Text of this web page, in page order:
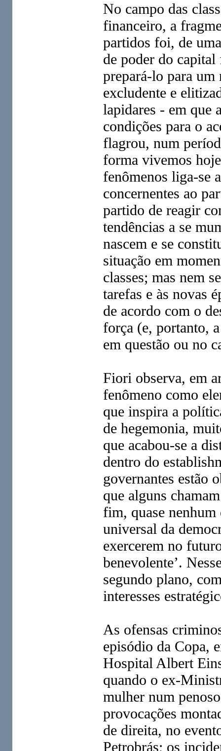
No campo das
financeiro, a
partidos foi, de
de poder do
prepará-lo para
excludente e
lapidares - em que
condições para o
flagrou, num
forma vivemos
fenômenos liga-se
concernentes ao
partido de reagir
tendências a se
nascem e se
situação em
classes; mas nem
tarefas e às novas
de acordo com o
força (e, portanto,
em questão ou no
Fiori observa, em
fenômeno como
que inspira a
de hegemonia,
que acabou-se a
dentro do
governantes estão
que alguns
fim, quase nenhum
universal da
exercerem no
benevolente’.
segundo plano,
interesses
As ofensas
episódio da Copa,
Hospital Albert
quando o ex-
mulher num
provocações
de direita, no
Petrobrás; os